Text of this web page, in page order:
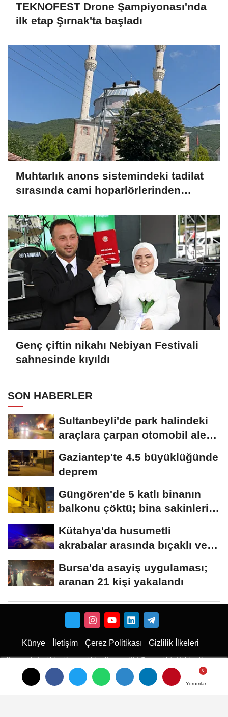
Yorumlar
Yorumlar
Yorumlar
TEKNOFEST Drone Şampiyonası'nda
ilk etap Şırnak'ta başladı
Muhtarlık anons sistemindeki tadilat
sırasında cami hoparlörlerinden
Genç çiftin nikahı Nebiyan Festivali
sahnesinde kıyıldı
SON HABERLER
Sultanbeyli'de park halindeki
araçlara çarpan otomobil alev
Gaziantep'te 4.5 büyüklüğünde
deprem
Güngören'de 5 katlı binanın
balkonu çöktü; bina sakinleri
Kütahya'da husumetli
akrabalar arasında bıçaklı ve
Bursa'da asayiş uygulaması;
aranan 21 kişi yakalandı
Künye İletişim Çerez Politikası Gizlilik İlkeleri
Karaman Haber Haber Karaman Haber Karaman Web Tasarım Hukuki Haber Karaman
Emlak Karaman Çiçekci
Haber